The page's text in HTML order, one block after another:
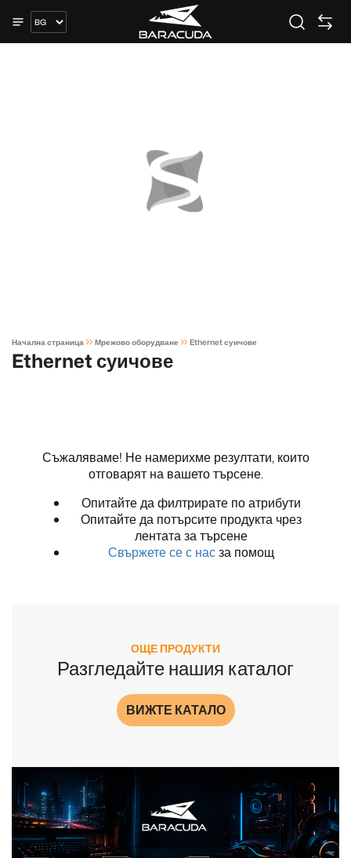
Начална страница Мрежово оборудване Ethernet суичове
Ethernet суичове
Съжаляваме! Не намерихме резултати, които
отговарят на вашето търсене.
Опитайте да филтрирате по атрибути
Опитайте да потърсите продукта чрез
лентата за търсене
Свържете се с насза помощ
ОЩЕ ПРОДУКТИ
Разгледайте нашия каталог
ВИЖТЕ КАТАЛО